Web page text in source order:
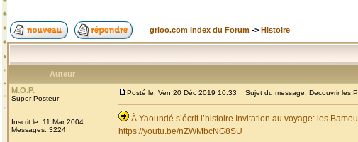
grioo.com Index du Forum -> Histoire
Auteur
M.O.P.
Super Posteur
Inscrit le: 11 Mar 2004
Messages: 3224
Posté le: Ven 20 Déc 2019 10:33 Sujet du message: Decouvrir les
À Yaoundé s’écrit l’histoire Invitation au voyage: les
https://youtu.be/nZWMbcNG8SU